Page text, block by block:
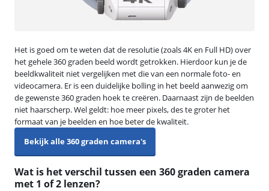
Het is goed om te weten dat de resolutie (zoals 4K en Full HD) over
het gehele 360 graden beeld wordt getrokken. Hierdoor kun je de
beeldkwaliteit niet vergelijken met die van een normale foto- en
videocamera. Er is een duidelijke bolling in het beeld aanwezig om
de gewenste 360 graden hoek te creëren. Daarnaast zijn de beelden
niet haarscherp. Wel geldt: hoe meer pixels, des te groter het
formaat van je beelden en hoe beter de kwaliteit.
Bekijk alle 360 graden camera's
Wat is het verschil tussen een 360 graden camera
met 1 of 2 lenzen?